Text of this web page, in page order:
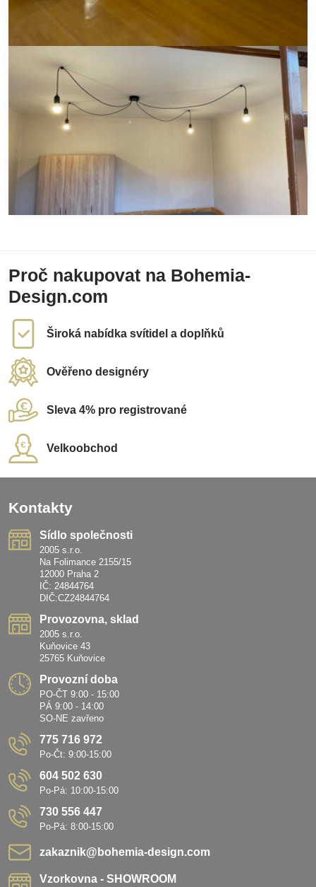
Proč nakupovat na Bohemia-
Design.com
Široká nabídka svítidel a doplňků
Ověřeno designéry
Sleva 4% pro registrované
Velkoobchod
Kontakty
Sídlo společnosti
2005 s.r.o.
Na Folimance 2155/15
12000 Praha 2
IČ: 24844764
DIČ:CZ24844764
Provozovna, sklad
2005 s.r.o.
Kuňovice 43
25765 Kuňovice
Provozní doba
PO-ČT 9:00 - 15:00
PÁ 9:00 - 14:00
SO-NE zavřeno
775 716 972
Po-Čt: 9:00-15:00
604 502 630
Po-Pá: 10:00-15:00
730 556 447
Po-Pá: 8:00-15:00
zakaznik​@bohemia-design​.com
Vzorkovna - SHOWROOM